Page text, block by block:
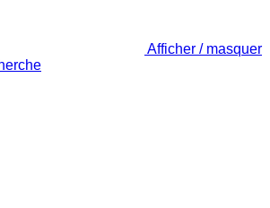
Afficher / masquer